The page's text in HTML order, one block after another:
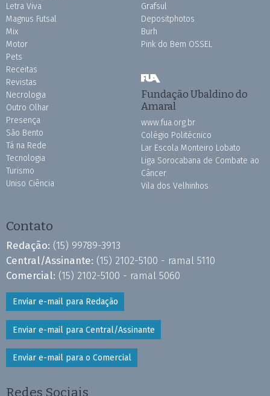
Letra Viva
Magnus Futsal
Mix
Motor
Pets
Receitas
Revistas
Necrologia
Outro Olhar
Presença
São Bento
Tá na Rede
Tecnologia
Turismo
Uniso Ciência
Grafsul
Depositphotos
Burh
Pink do Bem OSSEL
Fundação Ubaldino do
Amaral
www.fua.org.br
Colégio Politécnico
Lar Escola Monteiro Lobato
Liga Sorocabana de Combate ao
Câncer
Vila dos Velhinhos
Contato
Redação: (15) 99789-3913
Central/Assinante: (15) 2102-5100 - ramal 5110
Comercial: (15) 2102-5100 - ramal 5060
Enviar e-mail para Redação
Enviar e-mail para Central/Assinante
Enviar e-mail para o Comercial
Redes Sociais